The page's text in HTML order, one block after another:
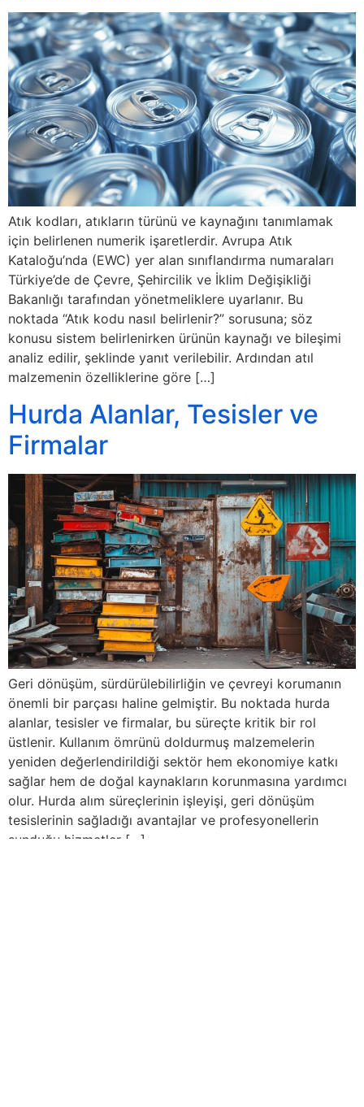
Atık kodları, atıkların türünü ve kaynağını tanımlamak
için belirlenen numerik işaretlerdir. Avrupa Atık
Kataloğu’nda (EWC) yer alan sınıflandırma numaraları
Türkiye’de de Çevre, Şehircilik ve İklim Değişikliği
Bakanlığı tarafından yönetmeliklere uyarlanır. Bu
noktada “Atık kodu nasıl belirlenir?” sorusuna; söz
konusu sistem belirlenirken ürünün kaynağı ve bileşimi
analiz edilir, şeklinde yanıt verilebilir. Ardından atıl
malzemenin özelliklerine göre […]
Hurda Alanlar, Tesisler ve
Firmalar
Geri dönüşüm, sürdürülebilirliğin ve çevreyi korumanın
önemli bir parçası haline gelmiştir. Bu noktada hurda
alanlar, tesisler ve firmalar, bu süreçte kritik bir rol
üstlenir. Kullanım ömrünü doldurmuş malzemelerin
yeniden değerlendirildiği sektör hem ekonomiye katkı
sağlar hem de doğal kaynakların korunmasına yardımcı
olur. Hurda alım süreçlerinin işleyişi, geri dönüşüm
tesislerinin sağladığı avantajlar ve profesyonellerin
sunduğu hizmetler […]